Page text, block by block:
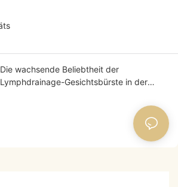
Die wachsende Beliebtheit der
Lymphdrainage-Gesichtsbürste in der